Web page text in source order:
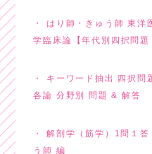
はり師・きゅう師 東洋
学臨床論【年代別四択問題
キーワード抽出 四択問
各論 分野別 問題 & 解答
解剖学（筋学）1問１
う師 編